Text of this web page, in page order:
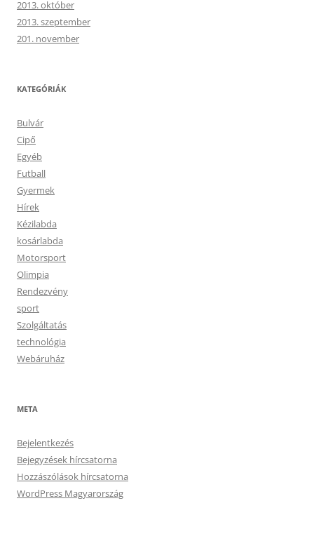
2013. október
2013. szeptember
201. november
KATEGÓRIÁK
Bulvár
Cipő
Egyéb
Futball
Gyermek
Hírek
Kézilabda
kosárlabda
Motorsport
Olimpia
Rendezvény
sport
Szolgáltatás
technológia
Webáruház
META
Bejelentkezés
Bejegyzések hírcsatorna
Hozzászólások hírcsatorna
WordPress Magyarország